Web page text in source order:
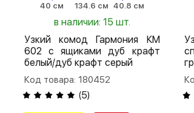
40 см
134.6 см 40.8 см
в наличии: 15 шт.
Узкий комод Гармония КМ
602 с ящиками дуб крафт
белый/дуб крафт серый
Код товара: 180452
(5)